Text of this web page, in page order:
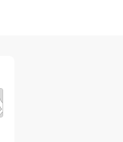
Tab oder Fenster geöffnet